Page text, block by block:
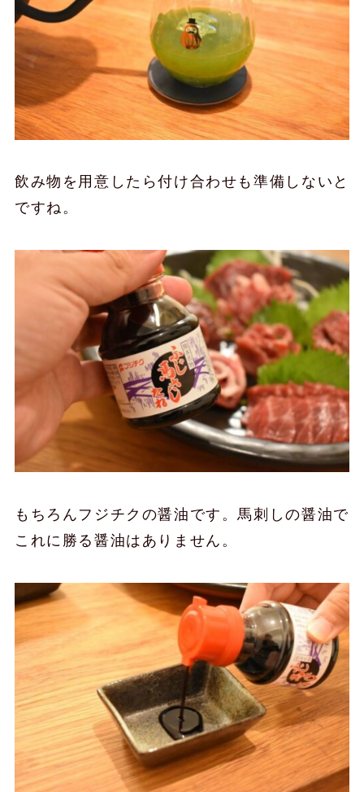
飲み物を用意したら付け合わせも準備しないと
ですね。
もちろんフジチクの醤油です。馬刺しの醤油で
これに勝る醤油はありません。